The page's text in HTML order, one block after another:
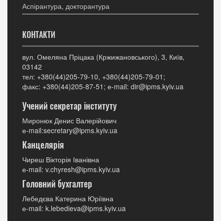
Аспірантура, докторантура
КОНТАКТИ
вул. Омеляна Пріцака (Кржижановського), 3, Київ,
03142
тел: +380(44)205-79-10, +380(44)205-79-01;
факс: +380(44)205-87-51; е-mail: dir@ipms.kyiv.ua
Учений секретар інституту
Миронюк Денис Валерійович
е-mail:secretary@ipms.kyiv.ua
Канцелярія
Чиреш Вікторія Іванівна
е-mail: v.chyresh@ipms.kyiv.ua
Головний бухгалтер
Лебедєва Катерина Юріївна
е-mail: k.lebedieva@ipms.kyiv.ua